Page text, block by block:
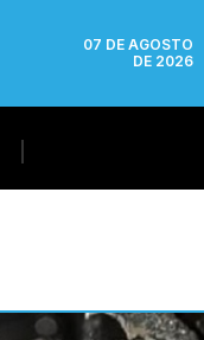
07 DE AGOSTO
DE 2026